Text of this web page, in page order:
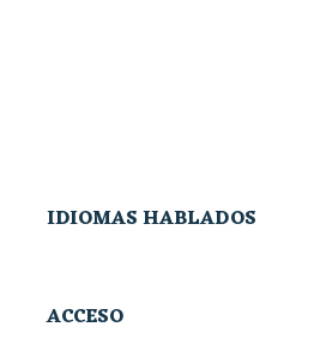
IDIOMAS HABLADOS
IDIOMAS HABLADOS
ACCESO
ACCESO